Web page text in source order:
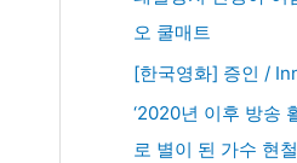
오 쿨매트
[한국영화] 증인 /
‘2020년 이후 방송
로 별이 된 가수 현